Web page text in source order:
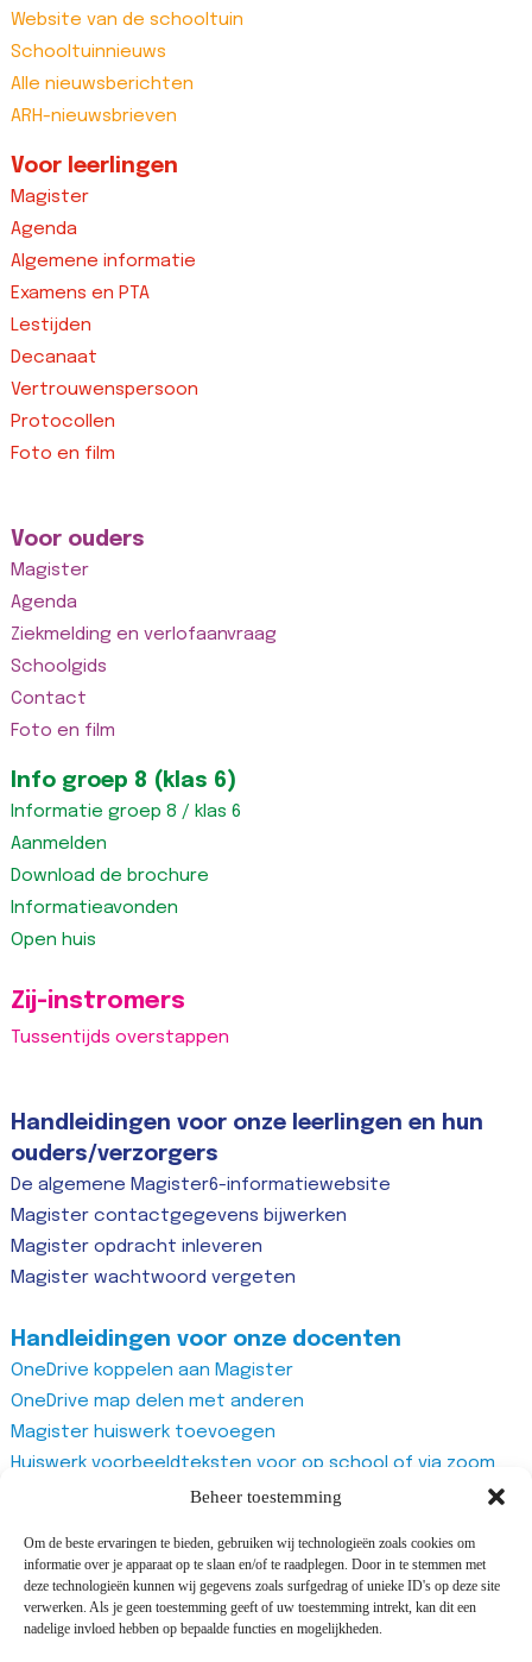
Beheer toestemming
Om de beste ervaringen te bieden, gebruiken wij technologieën zoals cookies om
informatie over je apparaat op te slaan en/of te raadplegen. Door in te stemmen met
deze technologieën kunnen wij gegevens zoals surfgedrag of unieke ID's op deze site
verwerken. Als je geen toestemming geeft of uw toestemming intrekt, kan dit een
nadelige invloed hebben op bepaalde functies en mogelijkheden.
Website van de schooltuin
Schooltuinnieuws
Alle nieuwsberichten
ARH-nieuwsbrieven
Voor leerlingen
Magister
Agenda
Algemene informatie
Examens en PTA
Lestijden
Decanaat
Vertrouwenspersoon
Protocollen
Foto en film
Voor ouders
Magister
Agenda
Ziekmelding en verlofaanvraag
Schoolgids
Contact
Foto en film
Info groep 8 (klas 6)
Informatie groep 8 / klas 6
Aanmelden
Download de brochure
Informatieavonden
Open huis
Zij-instromers
Tussentijds overstappen
Handleidingen voor onze leerlingen en hun
ouders/verzorgers
De algemene Magister6-informatiewebsite
Magister contactgegevens bijwerken
Magister opdracht inleveren
Magister wachtwoord vergeten
Handleidingen voor onze docenten
OneDrive koppelen aan Magister
OneDrive map delen met anderen
Magister huiswerk toevoegen
Huiswerk voorbeeldteksten voor op school of via zoom
Magister studiewijzers
Magister docentenhandleiding algemeen
Zoom account aanmaken
Zoom recurring meeting aanmaken